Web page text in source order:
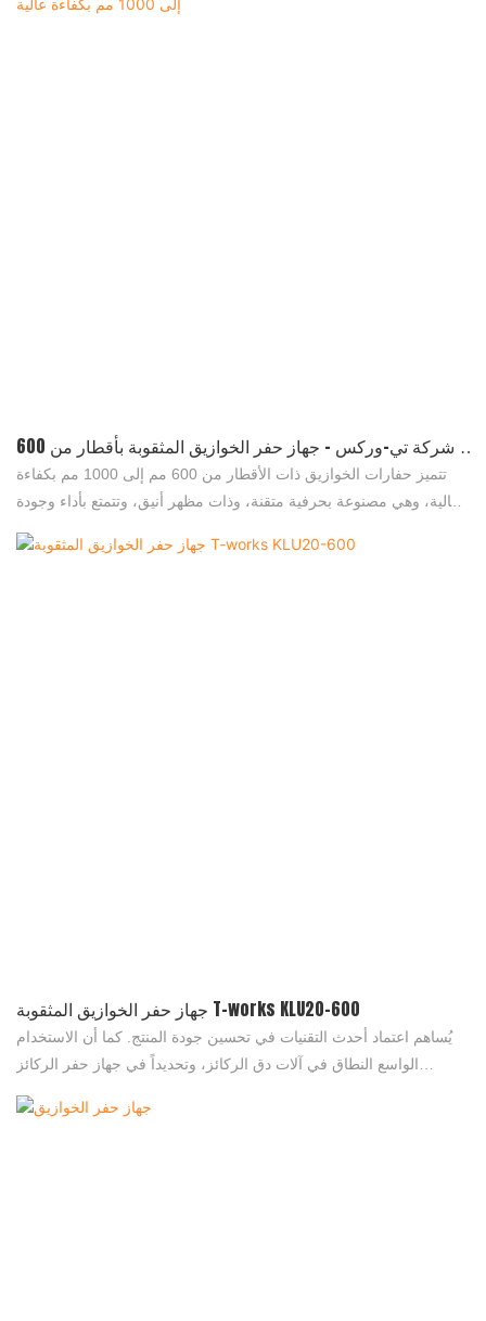
شركة تي-وركس - جهاز حفر الخوازيق المثقوبة بأقطار من 600
مم إلى 1000 مم بكفاءة عالية
تتميز حفارات الخوازيق ذات الأقطار من 600 مم إلى 1000 مم بكفاءة
عالية، وهي مصنوعة بحرفية متقنة، وذات مظهر أنيق، وتتمتع بأداء وجودة
معظم العملاء.
جهاز حفر الخوازيق المثقوبة T-works KLU20-600
يُساهم اعتماد أحدث التقنيات في تحسين جودة المنتج. كما أن الاستخدام
الواسع النطاق في آلات دق الركائز، وتحديداً في جهاز حفر الركائز